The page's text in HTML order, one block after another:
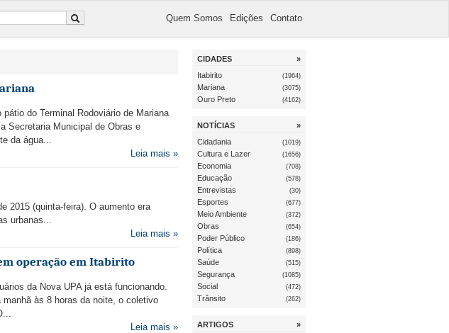
Quem Somos Edições Contato
do Terminal Rodoviário de Mariana
Secretaria Municipal de Obras e
da água...
Leia mais »
2015 (quinta-feira). O aumento era
urbanas...
Leia mais »
operação em Itabirito
da Nova UPA já está funcionando.
às 8 horas da noite, o coletivo
Leia mais »
CIDADES
»
Itabirito
(1964)
Mariana (3075)
Ouro Preto (4162)
NOTÍCIAS
»
Cidadania
(1019)
Cultura e Lazer (1656)
Economia (708)
Educação (578)
Entrevistas (30)
Esportes (677)
Meio Ambiente (372)
Obras (654)
Poder Público (186)
Política (898)
Saúde (515)
Segurança (1085)
Social (472)
Trânsito (262)
ARTIGOS
»